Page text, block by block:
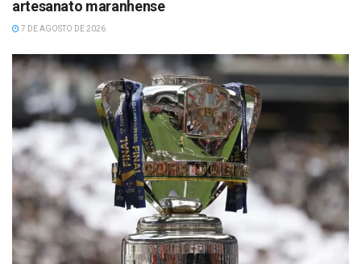
artesanato maranhense
7 DE AGOSTO DE 2026